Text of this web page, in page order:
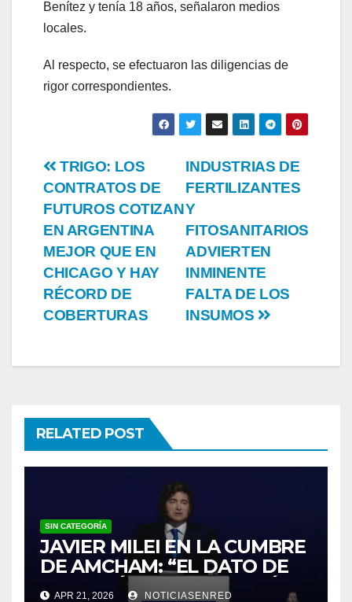
Benítez y tenía 18 años, señalaron medios
locales.
Al respecto, se efectuaron las diligencias de
rigor correspondientes.
Post
navigation
INDUSTRIAS DE
FERTILIZANTES
Y
FITOSANITARIOS
ADVIERTEN
INMINENTE
FALTA DE LOS
INSUMOS
TRIGO: LOS
CONTRATOS DE
FUTUROS COTIZAN
EN ARGENTINA
MEJOR QUE EN
CHICAGO Y HAY
RÉCORD DE
COBERTURAS
RELATED POST
SIN CATEGORÍA
JAVIER MILEI EN LA CUMBRE
DE AMCHAM: “EL DATO DE
INFLACIÓN NO ME GUSTÓ”
APR 21, 2026 NOTICIASENRED